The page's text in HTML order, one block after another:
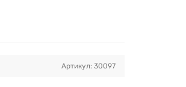
Артикул: 30097